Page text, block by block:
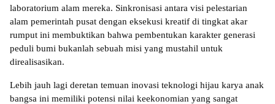
laboratorium alam mereka. Sinkronisasi antara visi pelestarian
alam pemerintah pusat dengan eksekusi kreatif di tingkat akar
rumput ini membuktikan bahwa pembentukan karakter generasi
peduli bumi bukanlah sebuah misi yang mustahil untuk
direalisasikan.
Lebih jauh lagi deretan temuan inovasi teknologi hijau karya anak
bangsa ini memiliki potensi nilai keekonomian yang sangat